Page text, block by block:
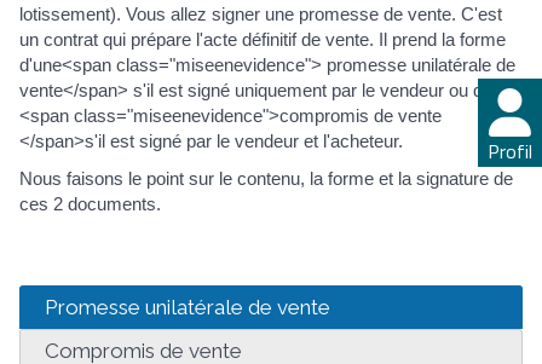
Profil
lotissement). Vous allez signer une promesse de vente. C'est
un contrat qui prépare l'acte définitif de vente. Il prend la forme
d'une<span class="miseenevidence"> promesse unilatérale de
vente</span> s'il est signé uniquement par le vendeur ou d'un
<span class="miseenevidence">compromis de vente
</span>s'il est signé par le vendeur et l'acheteur.
Nous faisons le point sur le contenu, la forme et la signature de
ces 2 documents.
Promesse unilatérale de vente
Compromis de vente